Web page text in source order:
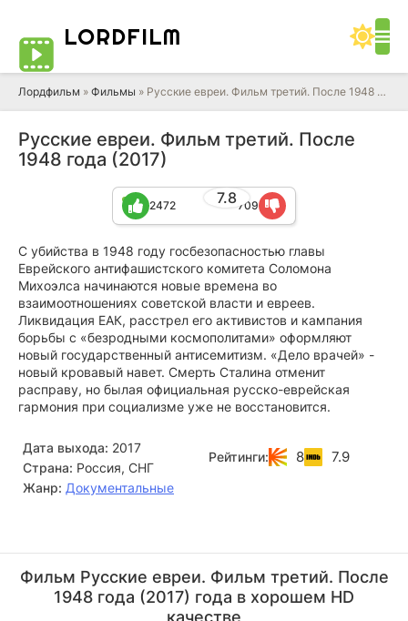
LORDFILM
Лордфильм » Фильмы » Русские евреи. Фильм третий. После 1948 года
Русские евреи. Фильм третий. После
1948 года (2017)
7.8
2472 709
С убийства в 1948 году госбезопасностью главы
Еврейского антифашистского комитета Соломона
Михоэлса начинаются новые времена во
взаимоотношениях советской власти и евреев.
Ликвидация ЕАК, расстрел его активистов и кампания
борьбы с «безродными космополитами» оформляют
новый государственный антисемитизм. «Дело врачей» -
новый кровавый навет. Смерть Сталина отменит
расправу, но былая официальная русско-еврейская
гармония при социализме уже не восстановится.
Дата выхода: 2017
Страна: Россия, СНГ
Жанр: Документальные
Рейтинги: 8 7.9
(Андропов, генер...)
(играет самого с...)
Фильм Русские евреи. Фильм третий. После
1948 года (2017) года в хорошем HD
качестве